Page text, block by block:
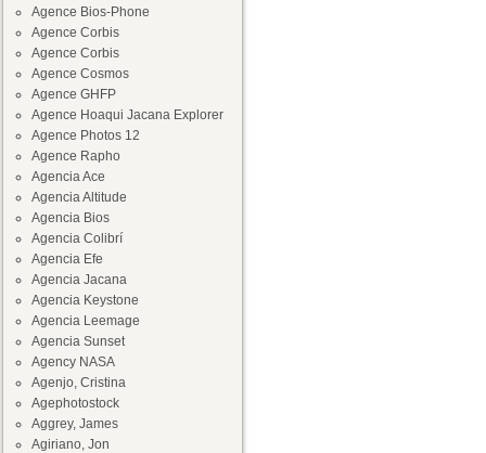
Agence Bios-Phone
Agence Corbis
Agence Corbis
Agence Cosmos
Agence GHFP
Agence Hoaqui Jacana Explorer
Agence Photos 12
Agence Rapho
Agencia Ace
Agencia Altitude
Agencia Bios
Agencia Colibrí
Agencia Efe
Agencia Jacana
Agencia Keystone
Agencia Leemage
Agencia Sunset
Agency NASA
Agenjo, Cristina
Agephotostock
Aggrey, James
Agiriano, Jon